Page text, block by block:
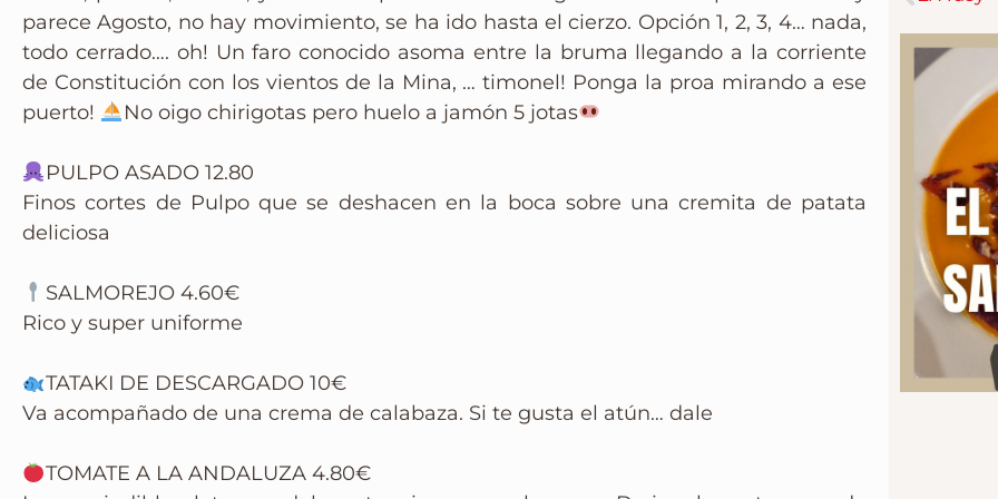
Instagram
parece Agosto, no hay movimiento, se ha ido hasta el cierzo. Opción 1, 2, 3, 4… nada,
todo cerrado…. oh! Un faro conocido asoma entre la bruma llegando a la corriente
de Constitución con los vientos de la Mina, … timonel! Ponga la proa mirando a ese
puerto!
No oigo chirigotas pero huelo a jamón 5 jotas
PULPO ASADO 12.80
Finos cortes de Pulpo que se deshacen en la boca sobre una cremita de patata
deliciosa
SALMOREJO 4.60€
Rico y super uniforme
TATAKI DE DESCARGADO 10€
Va acompañado de una crema de calabaza. Si te gusta el atún… dale
TOMATE A LA ANDALUZA 4.80€